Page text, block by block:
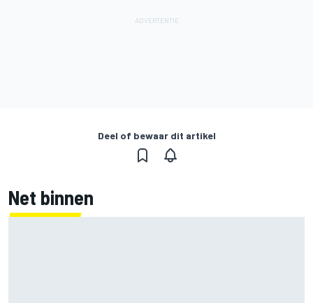
Deel of bewaar dit artikel
Net binnen